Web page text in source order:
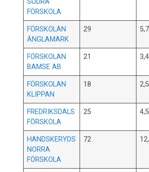
FÖRSKOLA
FÖRSKOLAN
ÄNGLAMARK
29 5,7
FÖRSKOLAN
BAMSE AB
21 3,4
FÖRSKOLAN
KLIPPAN
18 2,5
FREDRIKSDALS
FÖRSKOLA
25 4,5
HANDSKERYDS
NORRA
FÖRSKOLA
72